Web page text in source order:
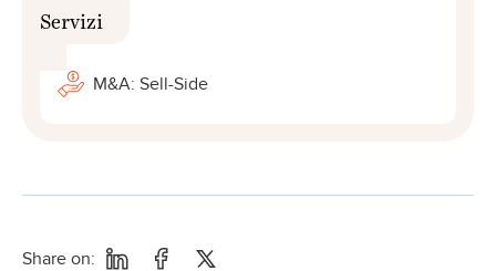
Servizi
M&A: Sell-Side
Share on: